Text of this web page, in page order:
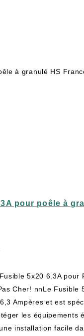
à granulé HS
pour poêle à
5x20 6.3A pour
Cher! nnLe Fusible
Ampères et est
les équipements
installation facile